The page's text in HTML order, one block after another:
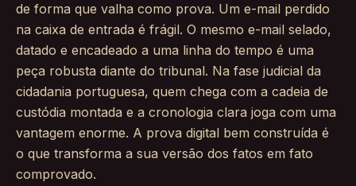
de forma que valha como prova. Um e-mail perdido
na caixa de entrada é frágil. O mesmo e-mail selado,
datado e encadeado a uma linha do tempo é uma
peça robusta diante do tribunal. Na fase judicial da
cidadania portuguesa, quem chega com a cadeia de
custódia montada e a cronologia clara joga com uma
vantagem enorme. A prova digital bem construída é
o que transforma a sua versão dos fatos em fato
comprovado.